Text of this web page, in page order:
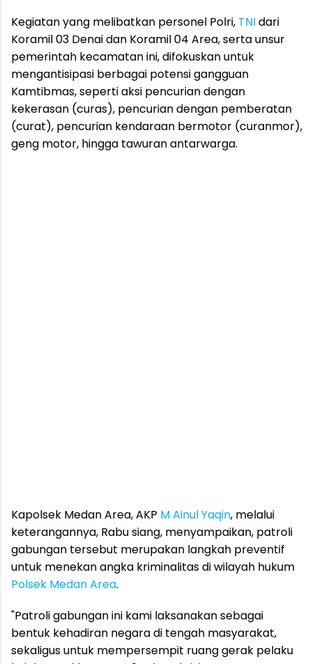
Kegiatan yang melibatkan personel Polri, TNIdari
Koramil 03 Denai dan Koramil 04 Area, serta unsur
pemerintah kecamatan ini, difokuskan untuk
mengantisipasi berbagai potensi gangguan
Kamtibmas, seperti aksi pencurian dengan
kekerasan (curas), pencurian dengan pemberatan
(curat), pencurian kendaraan bermotor (curanmor),
geng motor, hingga tawuran antarwarga.
Kapolsek Medan Area, AKP M Ainul Yaqin, melalui
keterangannya, Rabu siang, menyampaikan, patroli
gabungan tersebut merupakan langkah preventif
untuk menekan angka kriminalitas di wilayah hukum
Polsek Medan Area.
"Patroli gabungan ini kami laksanakan sebagai
bentuk kehadiran negara di tengah masyarakat,
sekaligus untuk mempersempit ruang gerak pelaku